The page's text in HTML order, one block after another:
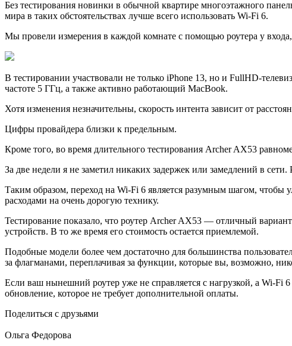
Без тестирования новинки в обычной квартире многоэтажного
мира в таких обстоятельствах лучше всего использовать Wi-Fi 6.
Мы провели измерения в каждой комнате с помощью роутера у
В тестировании участвовали не только iPhone 13, но и FullHD-
частоте 5 ГГц, а также активно работающий MacBook.
Хотя изменения незначительны, скорость интента зависит от
Цифры провайдера близки к предельным.
Кроме того, во время длительного тестирования Archer AX53
За две недели я не заметил никаких задержек или замедлений в
Таким образом, переход на Wi-Fi 6 является разумным шагом, чтобы
расходами на очень дорогую технику.
Тестирование показало, что роутер Archer AX53 — отличный
устройств. В то же время его стоимость остается приемлемой.
Подобные модели более чем достаточно для большинства
за флагманами, переплачивая за функции, которые вы, возможно,
Если ваш нынешний роутер уже не справляется с нагрузкой, а Wi-
обновление, которое не требует дополнительной оплаты.
Поделиться с друзьями
Ольга Федорова